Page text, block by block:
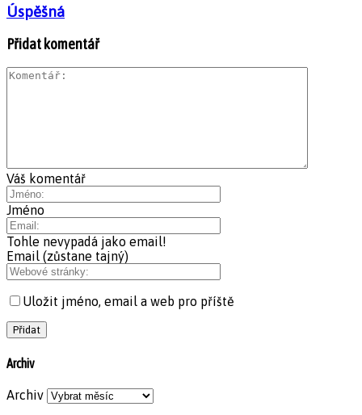
Úspěšná
Přidat komentář
Váš komentář
Jméno
Tohle nevypadá jako email!
Email (zůstane tajný)
Uložit jméno, email a web pro příště
Archiv
Archiv